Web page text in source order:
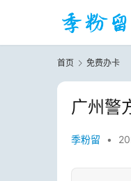
首页 免费办卡
广州警
季粉留 •